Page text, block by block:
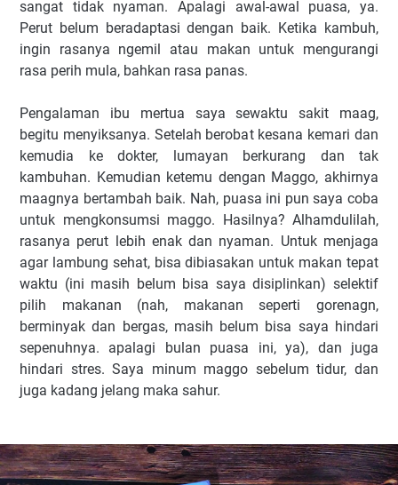
sangat tidak nyaman. Apalagi awal-awal puasa, ya.
Perut belum beradaptasi dengan baik. Ketika kambuh,
ingin rasanya ngemil atau makan untuk mengurangi
rasa perih mula, bahkan rasa panas.
Pengalaman ibu mertua saya sewaktu sakit maag,
begitu menyiksanya. Setelah berobat kesana kemari dan
kemudia ke dokter, lumayan berkurang dan tak
kambuhan. Kemudian ketemu dengan Maggo, akhirnya
maagnya bertambah baik. Nah, puasa ini pun saya coba
untuk mengkonsumsi maggo. Hasilnya? Alhamdulilah,
rasanya perut lebih enak dan nyaman. Untuk menjaga
agar lambung sehat, bisa dibiasakan untuk makan tepat
waktu (ini masih belum bisa saya disiplinkan) selektif
pilih makanan (nah, makanan seperti gorenagn,
berminyak dan bergas, masih belum bisa saya hindari
sepenuhnya. apalagi bulan puasa ini, ya), dan juga
hindari stres. Saya minum maggo sebelum tidur, dan
juga kadang jelang maka sahur.